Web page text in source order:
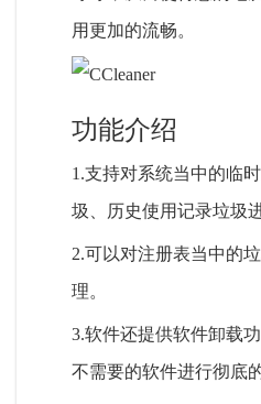
用更加的流畅。
功能介绍
1.支持对系统当中的临
圾、历史使用记录垃圾
2.可以对注册表当中的
理。
3.软件还提供软件卸载
不需要的软件进行彻底